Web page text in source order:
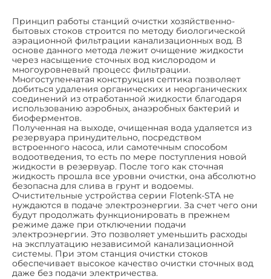
Принцип работы станций очистки хозяйственно-
бытовых стоков строится по методу биологической
аэрационной фильтрации канализационных вод. В
основе данного метода лежит очищение жидкости
через насыщение сточных вод кислородом и
многоуровневый процесс фильтрации.
Многоступенчатая конструкция септика позволяет
добиться удаления органических и неорганических
соединений из отработанной жидкости благодаря
использованию аэробных, анаэробных бактерий и
биоферментов.
Полученная на выходе, очищенная вода удаляется из
резервуара принудительно, посредством
встроенного насоса, или самотечным способом
водоотведения, то есть по мере поступления новой
жидкости в резервуар. После того как сточная
жидкость прошла все уровни очистки, она абсолютно
безопасна для слива в грунт и водоемы.
Очистительные устройства серии Flotenk-STA не
нуждаются в подаче электроэнергии. За счет чего они
будут продолжать функционировать в прежнем
режиме даже при отключении подачи
электроэнергии. Это позволяет уменьшить расходы
на эксплуатацию независимой канализационной
системы. При этом станция очистки стоков
обеспечивает высокое качество очистки сточных вод
даже без подачи электричества.